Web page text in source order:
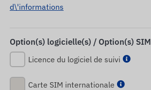
d\'informations
Option(s) logicielle(s) / Option(s) SIM
Licence du logiciel de suivi
Carte SIM internationale